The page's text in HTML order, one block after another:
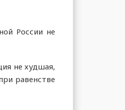
России не
не худшая,
равенстве